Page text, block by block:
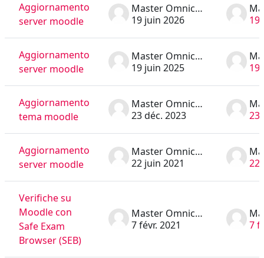
Aggiornamento
server moodle
Master Omnicomprensivo
19 juin 2026
19
Aggiornamento
server moodle
Master Omnicomprensivo
19 juin 2025
19
Aggiornamento
tema moodle
Master Omnicomprensivo
23 déc. 2023
23
Aggiornamento
server moodle
Master Omnicomprensivo
22 juin 2021
22
Verifiche su
Moodle con
Safe Exam
Browser (SEB)
Master Omnicomprensivo
7 févr. 2021
7